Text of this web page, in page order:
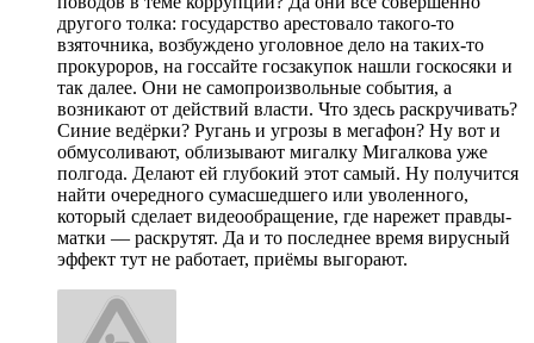
другого толка: государство арестовало такого-то
взяточника, возбуждено уголовное дело на таких-то
прокуроров, на госсайте госзакупок нашли госкосяки и
так далее. Они не самопроизвольные события, а
возникают от действий власти. Что здесь раскручивать?
Синие ведёрки? Ругань и угрозы в мегафон? Ну вот и
обмусоливают, облизывают мигалку Мигалкова уже
полгода. Делают ей глубокий этот самый. Ну получится
найти очередного сумасшедшего или уволенного,
который сделает видеообращение, где нарежет правды-
матки — раскрутят. Да и то последнее время вирусный
эффект тут не работает, приёмы выгорают.